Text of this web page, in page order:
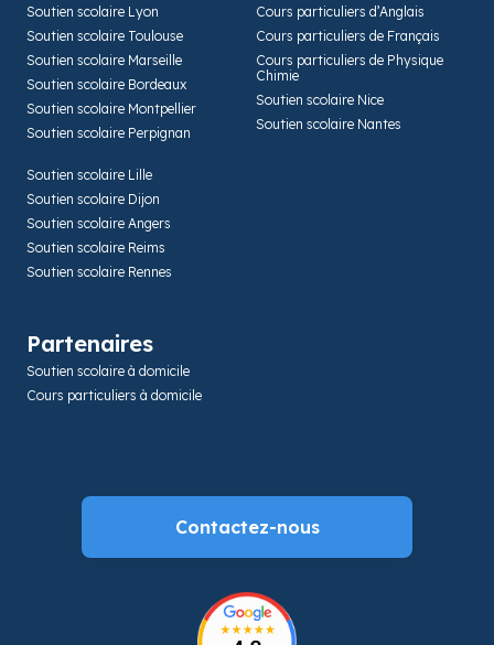
Soutien scolaire Lyon
Soutien scolaire Toulouse
Soutien scolaire Marseille
Soutien scolaire Bordeaux
Soutien scolaire Montpellier
Soutien scolaire Perpignan
Cours particuliers d’Anglais
Cours particuliers de Français
Cours particuliers de Physique
Chimie
Soutien scolaire Nice
Soutien scolaire Nantes
Soutien scolaire Lille
Soutien scolaire Dijon
Soutien scolaire Angers
Soutien scolaire Reims
Soutien scolaire Rennes
Partenaires
Soutien scolaire à domicile
Cours particuliers à domicile
Contactez-nous